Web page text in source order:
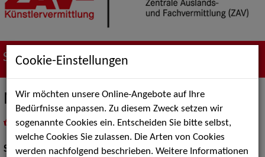
Suche nach Künstler*innen
Markus Stocker
als PDF speichern
inMeine Merklistelegen
Show:Show Acts
Cookie-Einstellungen
Wir möchten unsere Online-Angebote auf Ihre
Bedürfnisse anpassen. Zu diesem Zweck setzen wir
sogenannte Cookies ein. Entscheiden Sie bitte selbst,
welche Cookies Sie zulassen. Die Arten von Cookies
werden nachfolgend beschrieben. Weitere Informationen